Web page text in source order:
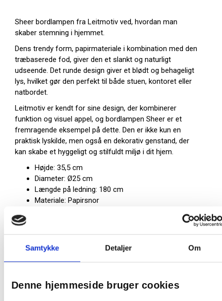
Samtykke Detaljer Om
Denne hjemmeside bruger cookies
Sheer bordlampen fra Leitmotiv ved, hvordan man
skaber stemning i hjemmet.
Dens trendy form, papirmateriale i kombination med den
træbaserede fod, giver den et slankt og naturligt
udseende. Det runde design giver et blødt og behageligt
lys, hvilket gør den perfekt til både stuen, kontoret eller
natbordet.
Leitmotiv er kendt for sine design, der kombinerer
funktion og visuel appel, og bordlampen Sheer er et
fremragende eksempel på dette. Den er ikke kun en
praktisk lyskilde, men også en dekorativ genstand, der
kan skabe et hyggeligt og stilfuldt miljø i dit hjem.
Højde: 35,5 cm
Diameter: Ø25 cm
Længde på ledning: 180 cm
Materiale: Papirsnor
Farve: Grøn
På lager: 1 stk